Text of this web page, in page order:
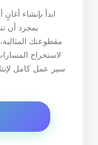
ابدأ بإنشاء
مقطوعتك
لاستخراج